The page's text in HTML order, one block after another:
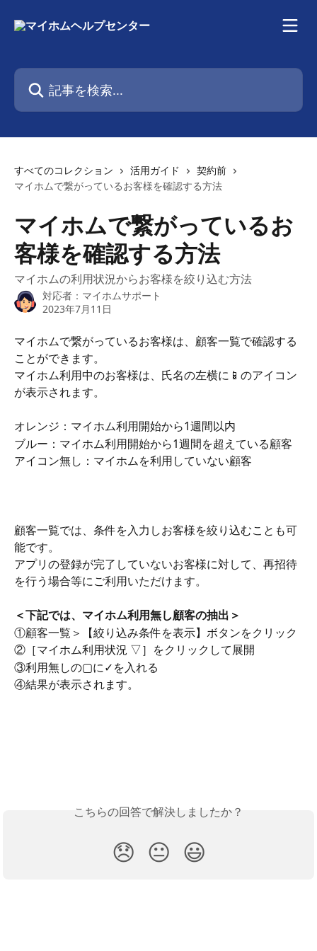
記事を検索...
すべてのコレクション 活用ガイド
契約前
マイホムで繋がっているお客様を確認する方法
マイホムで繋がっているお
客様を確認する方法
マイホムの利用状況からお客様を絞り込む方法
対応者： マイホムサポート
2023年7月11日
マイホムで繋がっているお客様は、顧客一覧で確認する
ことができます。
マイホム利用中のお客様は、氏名の左横に📱のアイコン
が表示されます。
オレンジ：マイホム利用開始から1週間以内
ブルー：マイホム利用開始から1週間を超えている顧客
アイコン無し：マイホムを利用していない顧客
顧客一覧では、条件を入力しお客様を絞り込むことも可
能です。
アプリの登録が完了していないお客様に対して、再招待
を行う場合等にご利用いただけます。
＜下記では、マイホム利用無し顧客の抽出＞
①顧客一覧＞【絞り込み条件を表示】ボタンをクリック
②［マイホム利用状況 ▽］をクリックして展開
③利用無しの▢に✓を入れる
④結果が表示されます。
こちらの回答で解決しましたか？
😞 😐 😃